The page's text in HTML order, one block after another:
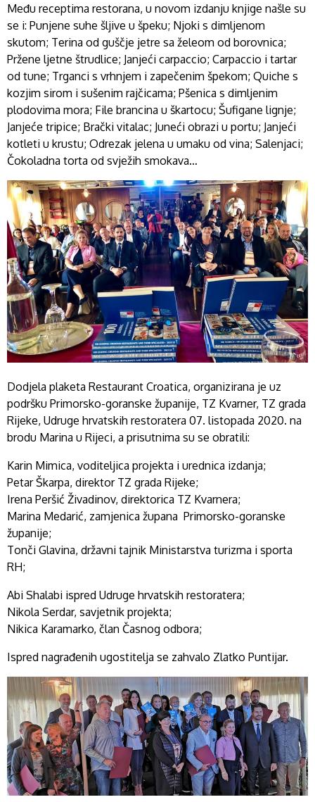
Među receptima restorana, u novom izdanju knjige našle su
se i: Punjene suhe šljive u špeku; Njoki s dimljenom
skutom; Terina od guščje jetre sa želeom od borovnica;
Pržene ljetne štrudlice; Janjeći carpaccio; Carpaccio i tartar
od tune; Trganci s vrhnjem i zapečenim špekom; Quiche s
kozjim sirom i sušenim rajčicama; Pšenica s dimljenim
plodovima mora; File brancina u škartocu; Šufigane lignje;
Janjeće tripice; Brački vitalac; Juneći obrazi u portu; Janjeći
kotleti u krustu; Odrezak jelena u umaku od vina; Salenjaci;
Čokoladna torta od svježih smokava…
Dodjela plaketa Restaurant Croatica, organizirana je uz
podršku Primorsko-goranske županije, TZ Kvarner, TZ grada
Rijeke, Udruge hrvatskih restoratera 07. listopada 2020. na
brodu Marina u Rijeci, a prisutnima su se obratili:
Karin Mimica, voditeljica projekta i urednica izdanja;
Petar Škarpa, direktor TZ grada Rijeke;
Irena Peršić Živadinov, direktorica TZ Kvarnera;
Marina Medarić, zamjenica župana Primorsko-goranske
županije;
Tonči Glavina, državni tajnik Ministarstva turizma i sporta
RH;
Abi Shalabi ispred Udruge hrvatskih restoratera;
Nikola Serdar, savjetnik projekta;
Nikica Karamarko, član Časnog odbora;
Ispred nagrađenih ugostitelja se zahvalo Zlatko Puntijar.